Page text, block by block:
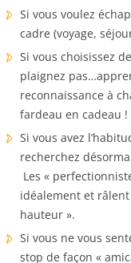
Si vous voulez
cadre (voyage,
Si vous choisissez
plaignez
reconnaissance à
fardeau en cadeau !
Si vous avez
recherchez
Les «
idéalement et
hauteur ».
Si vous ne vous
stop de façon «